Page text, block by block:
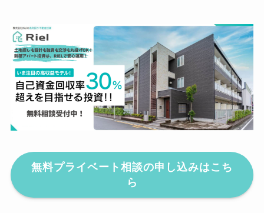
無料プライベート相談の申し込みはこち
ら